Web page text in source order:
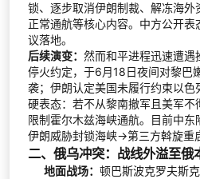
锁、逐步取消伊朗制裁、解冻海外
正常通航等核心内容。中方公开
议落地。
后续演变：然而和平进程迅速遭
停火约定，于6月18日夜间对黎巴
袭；伊朗认定美国未履行约束以
硬表态：若不从黎南撤军且美军
限制霍尔木兹海峡通航。目前中
伊朗威胁封锁海峡→第三方斡旋重
二、俄乌冲突：战线外溢至俄
地面战场：顿巴斯波克罗夫斯